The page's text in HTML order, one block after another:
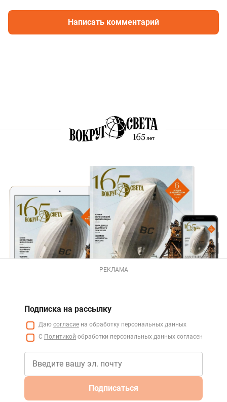
Написать комментарий
РЕКЛАМА
Подписка на рассылку
Даю согласие на обработку персональных данных
С Политикой обработки персональных данных согласен
Подписаться